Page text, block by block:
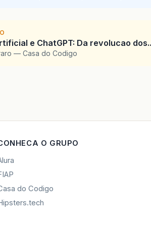
e ChatGPT: Da revolucao
— Casa do Codigo
O GRUPO
do Codigo